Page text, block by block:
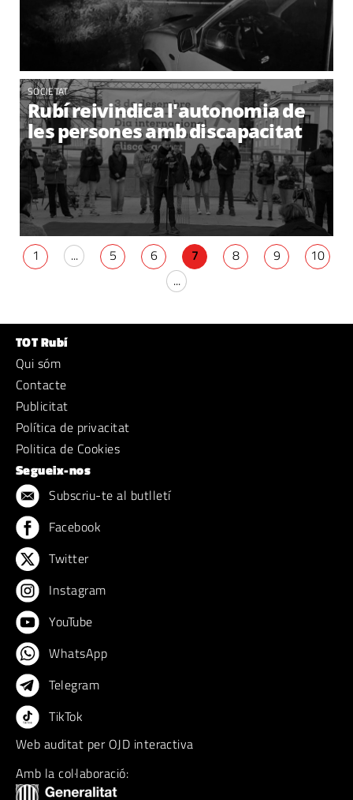
SOCIETAT
Rubí reivindica l'autonomia de
les persones amb discapacitat
1 ... 5 6 7 8 9
10
...
TOT Rubí
Qui sóm
Contacte
Publicitat
Política de privacitat
Politica de Cookies
Segueix-nos
Subscriu-te al butlletí
Facebook
Twitter
Instagram
YouTube
WhatsApp
Telegram
TikTok
Web auditat per OJD interactiva
Amb la col·laboració: